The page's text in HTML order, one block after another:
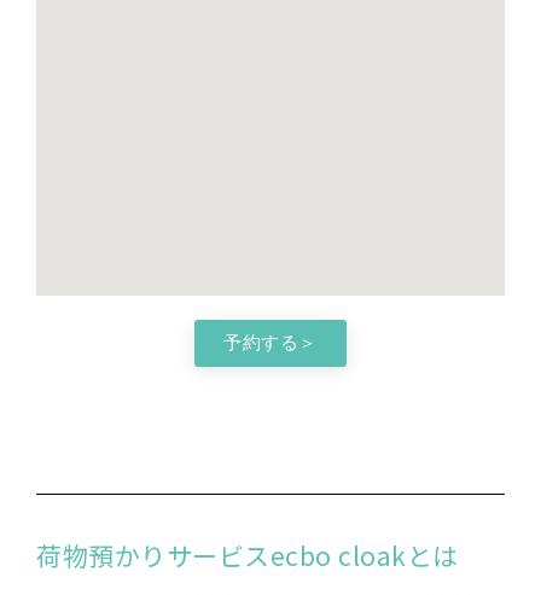
予約する＞
荷物預かりサービスecbo cloakとは